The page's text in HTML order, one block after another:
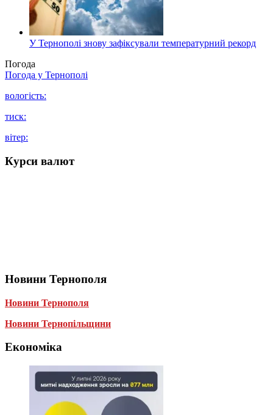
У Тернополі знову зафіксували температурний рекорд
Погода
Погода у Тернополі
вологість:
тиск:
вітер:
Курси валют
Новини Тернополя
Новини Тернополя
Новини Тернопільщини
Економіка